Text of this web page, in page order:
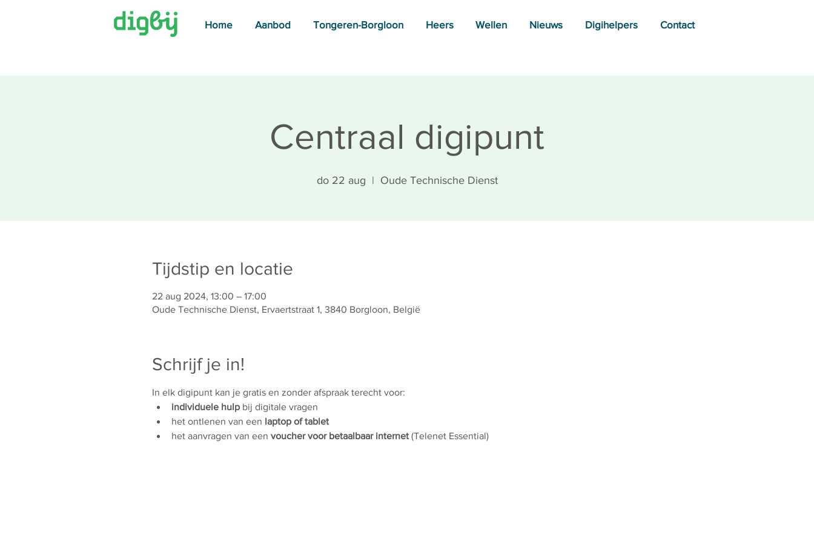
Home Aanbod Tongeren-Borgloon Heers Wellen Nieuws Digihelpers Contact
Centraal digipunt
do 22 aug
  |
Oude Technische Dienst
Tijdstip en locatie
22 aug 2024, 13:00 – 17:00
Oude Technische Dienst, Ervaertstraat 1, 3840 Borgloon, België
Schrijf je in!
In elk digipunt kan je gratis en zonder afspraak terecht voor:
individuele hulp bij digitale vragen
het ontlenen van een laptop of tablet
het aanvragen van een voucher voor betaalbaar internet (Telenet Essential)